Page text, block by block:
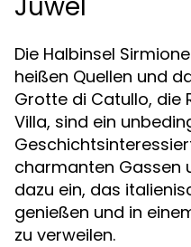
Die Halbinsel
heißen Quellen und
Grotte di Catullo, die
Villa, sind ein
charmanten Gassen
dazu ein, das
genießen und in
zu verweilen.